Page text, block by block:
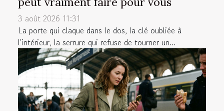
3 août 2026 11:31
La porte qui claque dans le dos, la clé oubliée à
l'intérieur, la serrure qui refuse de tourner un...